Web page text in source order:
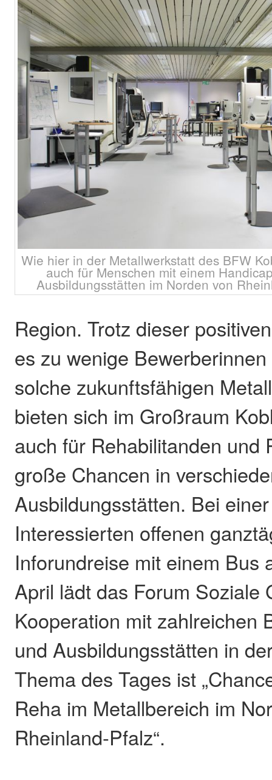
Wie hier in der Metallwerkstatt des BFW
auch für Menschen mit einem
Ausbildungsstätten im Norden von
Region. Trotz dieser
es zu wenige
solche zukunftsfähigen
bieten sich im Großraum
auch für Rehabilitanden und
große Chancen in
Ausbildungsstätten. Bei
Interessierten offenen
Inforundreise mit einem Bus
April lädt das Forum Soziale
Kooperation mit zahlreichen
und Ausbildungsstätten in
Thema des Tages ist
Reha im Metallbereich im
Rheinland-Pfalz“.